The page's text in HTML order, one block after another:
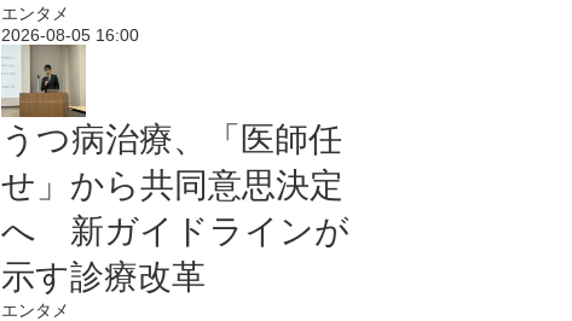
エンタメ
2026-08-05 16:00
うつ病治療、「医師任
せ」から共同意思決定
へ 新ガイドラインが
示す診療改革
エンタメ